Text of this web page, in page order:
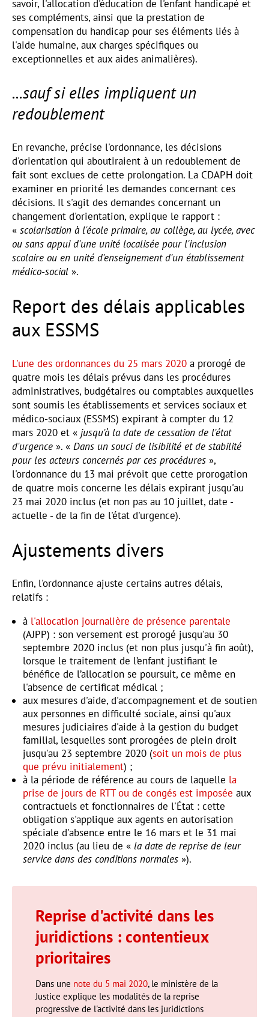
savoir, l'allocation d'éducation de l'enfant handicapé et
ses compléments, ainsi que la prestation de
compensation du handicap pour ses éléments liés à
l'aide humaine, aux charges spécifiques ou
exceptionnelles et aux aides animalières).
...sauf si elles impliquent un
redoublement
En revanche, précise l'ordonnance, les décisions
d'orientation qui aboutiraient à un redoublement de
fait sont exclues de cette prolongation. La CDAPH doit
examiner en priorité les demandes concernant ces
décisions. Il s'agit des demandes concernant un
changement d'orientation, explique le rapport :
« scolarisation à l'école primaire, au collège, au lycée, avec
ou sans appui d'une unité localisée pour l'inclusion
scolaire ou en unité d'enseignement d'un établissement
médico-social ».
Report des délais applicables
aux ESSMS
L'une des ordonnances du 25 mars 2020 a prorogé de
quatre mois les délais prévus dans les procédures
administratives, budgétaires ou comptables auxquelles
sont soumis les établissements et services sociaux et
médico-sociaux (ESSMS) expirant à compter du 12
mars 2020 et « jusqu'à la date de cessation de l'état
d'urgence ». « Dans un souci de lisibilité et de stabilité
pour les acteurs concernés par ces procédures »,
l'ordonnance du 13 mai prévoit que cette prorogation
de quatre mois concerne les délais expirant jusqu'au
23 mai 2020 inclus (et non pas au 10 juillet, date -
actuelle - de la fin de l'état d'urgence).
Ajustements divers
Enfin, l'ordonnance ajuste certains autres délais,
relatifs :
à l'allocation journalière de présence parentale
(AJPP) : son versement est prorogé jusqu'au 30
septembre 2020 inclus (et non plus jusqu'à fin août),
lorsque le traitement de l’enfant justifiant le
bénéfice de l’allocation se poursuit, ce même en
l'absence de certificat médical ;
aux mesures d'aide, d'accompagnement et de soutien
aux personnes en difficulté sociale, ainsi qu'aux
mesures judiciaires d'aide à la gestion du budget
familial, lesquelles sont prorogées de plein droit
jusqu'au 23 septembre 2020 (soit un mois de plus
que prévu initialement) ;
à la période de référence au cours de laquelle la
prise de jours de RTT ou de congés est imposée aux
contractuels et fonctionnaires de l'État : cette
obligation s'applique aux agents en autorisation
spéciale d'absence entre le 16 mars et le 31 mai
2020 inclus (au lieu de « la date de reprise de leur
service dans des conditions normales »).
Reprise d'activité dans les
juridictions : contentieux
prioritaires
Dans une note du 5 mai 2020, le ministère de la
Justice explique les modalités de la reprise
progressive de l'activité dans les juridictions